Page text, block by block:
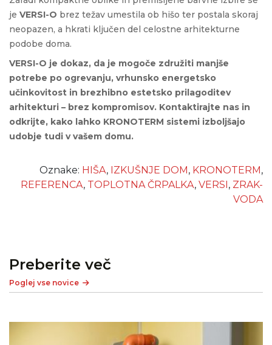
je VERSI-O brez težav umestila ob hišo ter postala skoraj
neopazen, a hkrati ključen del celostne arhitekturne
podobe doma.
VERSI-O je dokaz, da je mogoče združiti manjše
potrebe po ogrevanju, vrhunsko energetsko
učinkovitost in brezhibno estetsko prilagoditev
arhitekturi – brez kompromisov. Kontaktirajte nas in
odkrijte, kako lahko KRONOTERM sistemi izboljšajo
udobje tudi v vašem domu.
Oznake: HIŠA, IZKUŠNJE DOM , KRONOTERM ,
REFERENCA, TOPLOTNA ČRPALKA, VERSI , ZRAK-
VODA
Preberite več
Poglej vse novice